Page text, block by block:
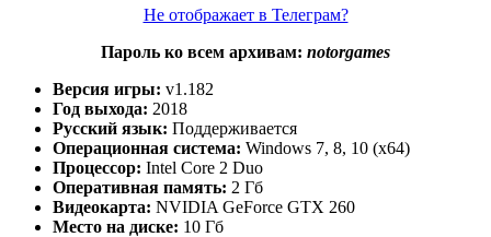
Не отображает в Телеграм?
Пароль ко всем архивам: notorgames
Версия игры: v1.182
Год выхода: 2018
Русский язык: Поддерживается
Операционная система: Windows 7, 8, 10 (x64)
Процессор: Intel Core 2 Duo
Оперативная память: 2 Гб
Видеокарта: NVIDIA GeForce GTX 260
Место на диске: 10 Гб